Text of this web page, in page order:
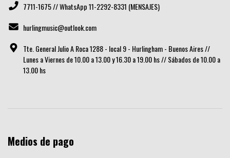
7711-1675 // WhatsApp 11-2292-8331 (MENSAJES)
hurlingmusic@outlook.com
Tte. General Julio A Roca 1288 - local 9 - Hurlingham - Buenos Aires //
Lunes a Viernes de 10.00 a 13.00 y 16.30 a 19.00 hs // Sábados de 10.00 a
13.00 hs
Medios de pago